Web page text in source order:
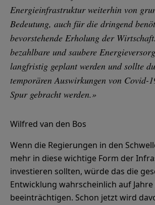
Energieinfrastruktur weiterhin von
Bedeutung, auch für die dringend
bevorstehende Erholung der
bezahlbare und saubere
langfristig geplant werden und sollte
temporären Auswirkungen von Covid-
Spur gebracht werden.»
Wilfred van den Bos
Wenn die Regierungen in den
mehr in diese wichtige Form der
investieren sollten, würde das die
Entwicklung wahrscheinlich auf
beeinträchtigen. Schon jetzt wird